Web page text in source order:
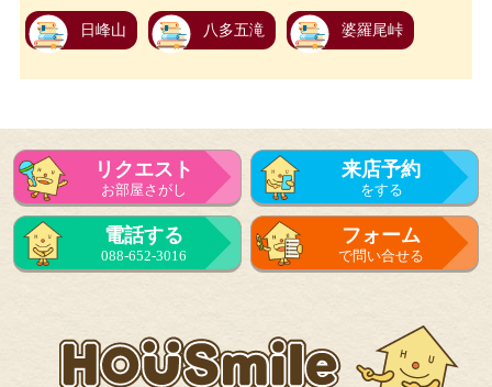
日峰山 八多五滝 婆羅尾峠
リクエスト
お部屋さがし
来店予約
をする
電話する
088-652-3016
フォーム
で問い合せる